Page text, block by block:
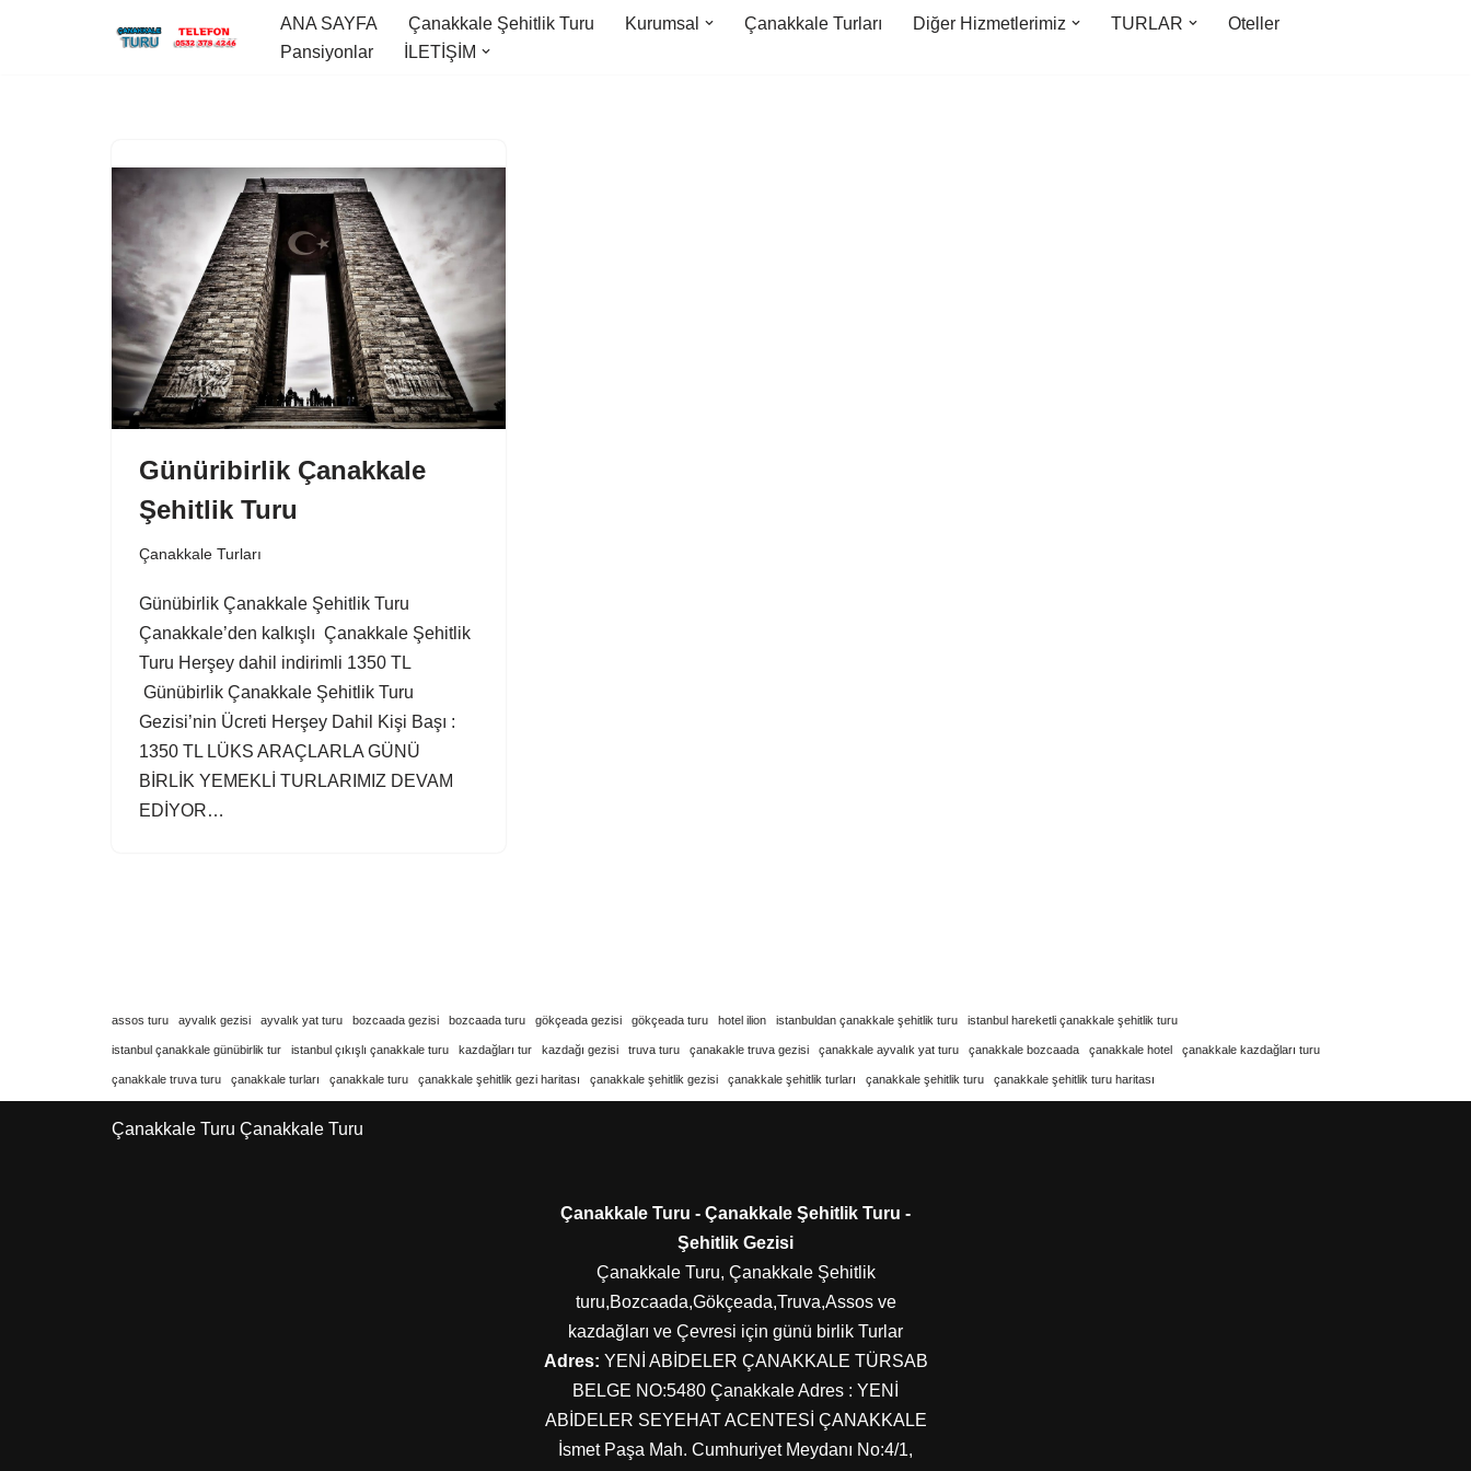
ANA SAYFA Çanakkale Şehitlik Turu Kurumsal Çanakkale Turları Diğer Hizmetlerimiz TURLAR
Oteller
Pansiyonlar
İLETİŞİM
Günüribirlik Çanakkale
Şehitlik Turu
Çanakkale Turları
Günübirlik Çanakkale Şehitlik Turu
Çanakkale’den kalkışlı Çanakkale Şehitlik
Turu Herşey dahil indirimli 1350 TL
Günübirlik Çanakkale Şehitlik Turu
Gezisi’nin Ücreti Herşey Dahil Kişi Başı :
1350 TL LÜKS ARAÇLARLA GÜNÜ
BİRLİK YEMEKLİ TURLARIMIZ DEVAM
EDİYOR…
assos turu ayvalık gezisi ayvalık yat turu bozcaada gezisi bozcaada turu gökçeada gezisi gökçeada turu hotel ilion istanbuldan çanakkale şehitlik turu istanbul hareketli çanakkale şehitlik turu
istanbul çanakkale günübirlik tur istanbul çıkışlı çanakkale turu kazdağları tur kazdağı gezisi truva turu çanakakle truva gezisi çanakkale ayvalık yat turu çanakkale bozcaada çanakkale hotel çanakkale kazdağları turu
çanakkale truva turu çanakkale turları çanakkale turu çanakkale şehitlik gezi haritası çanakkale şehitlik gezisi çanakkale şehitlik turları çanakkale şehitlik turu çanakkale şehitlik turu haritası
Çanakkale Turu Çanakkale Turu
Çanakkale Turu - Çanakkale Şehitlik Turu -
Şehitlik Gezisi
Çanakkale Turu, Çanakkale Şehitlik
turu,Bozcaada,Gökçeada,Truva,Assos ve
kazdağları ve Çevresi için günü birlik Turlar
Adres: YENİ ABİDELER ÇANAKKALE TÜRSAB
BELGE NO:5480 Çanakkale Adres : YENİ
ABİDELER SEYEHAT ACENTESİ ÇANAKKALE
İsmet Paşa Mah. Cumhuriyet Meydanı No:4/1,